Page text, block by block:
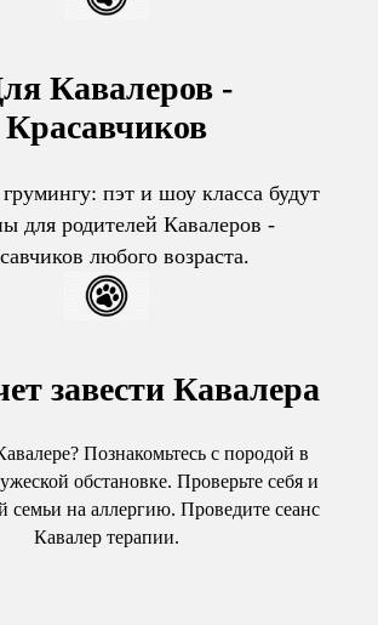
Кавалеров -
Красавчиков
пэт и шоу класса будут
для родителей Кавалеров -
любого возраста.
завести Кавалера
Познакомьтесь с породой в
обстановке. Проверьте себя и
семьи на аллергию. Проведите сеанс
Кавалер терапии.